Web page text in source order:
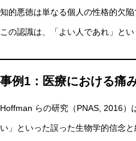
知的悪徳は単なる個人の性格的欠
この認識は、「よい人であれ」と
事例1：医療における痛
Hoffman らの研究（PNAS, 2016）
い」といった誤った生物学的信念